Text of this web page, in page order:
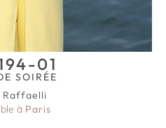
01
SOIRÉE
Raffaelli
à Paris